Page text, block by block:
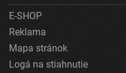
E-SHOP
Reklama
Mapa stránok
Logá na stiahnutie